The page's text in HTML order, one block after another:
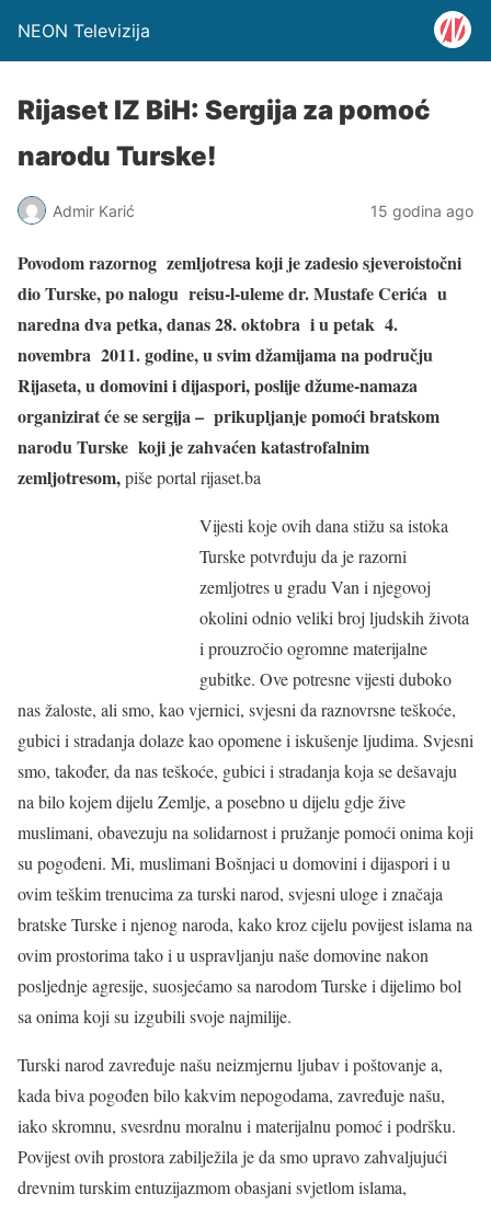
NEON Televizija
Rijaset IZ BiH: Sergija za pomoć
narodu Turske!
Admir Karić 15 godina ago
Povodom razornog zemljotresa koji je zadesio sjeveroistočni
dio Turske, po nalogu reisu-l-uleme dr. Mustafe Cerića u
naredna dva petka, danas 28. oktobra i u petak 4.
novembra 2011. godine, u svim džamijama na području
Rijaseta, u domovini i dijaspori, poslije džume-namaza
organizirat će se sergija – prikupljanje pomoći bratskom
narodu Turske koji je zahvaćen katastrofalnim
zemljotresom,piše portal rijaset.ba
Vijesti koje ovih dana stižu sa istoka
Turske potvrđuju da je razorni
zemljotres u gradu Van i njegovoj
okolini odnio veliki broj ljudskih života
i prouzročio ogromne materijalne
gubitke. Ove potresne vijesti duboko
nas žaloste, ali smo, kao vjernici, svjesni da raznovrsne teškoće,
gubici i stradanja dolaze kao opomene i iskušenje ljudima. Svjesni
smo, također, da nas teškoće, gubici i stradanja koja se dešavaju
na bilo kojem dijelu Zemlje, a posebno u dijelu gdje žive
muslimani, obavezuju na solidarnost i pružanje pomoći onima koji
su pogođeni. Mi, muslimani Bošnjaci u domovini i dijaspori i u
ovim teškim trenucima za turski narod, svjesni uloge i značaja
bratske Turske i njenog naroda, kako kroz cijelu povijest islama na
ovim prostorima tako i u uspravljanju naše domovine nakon
posljednje agresije, suosjećamo sa narodom Turske i dijelimo bol
sa onima koji su izgubili svoje najmilije.
Turski narod zavređuje našu neizmjernu ljubav i poštovanje a,
kada biva pogođen bilo kakvim nepogodama, zavređuje našu,
iako skromnu, svesrdnu moralnu i materijalnu pomoć i podršku.
Povijest ovih prostora zabilježila je da smo upravo zahvaljujući
drevnim turskim entuzijazmom obasjani svjetlom islama,